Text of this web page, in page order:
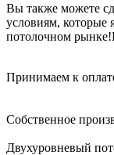
Вы также можете
условиям,
потолочном рынке!
Принимаем к
Собственное
Двухуровневый